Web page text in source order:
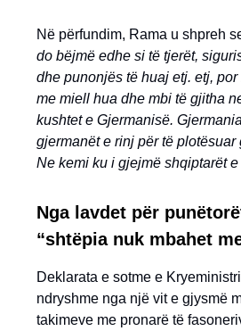
Në përfundim, Rama u shpreh
do bëjmë edhe si të tjerët,
dhe punonjës të huaj etj. etj,
me miell hua dhe mbi të gjitha
kushtet e Gjermanisë.
gjermanët e rinj për të plotësuar
Ne kemi ku i gjejmë shqiptarët e
Nga lavdet për
“shtëpia nuk mbahet
Deklarata e sotme e
ndryshme nga një vit e gjysmë
takimeve me pronarë të